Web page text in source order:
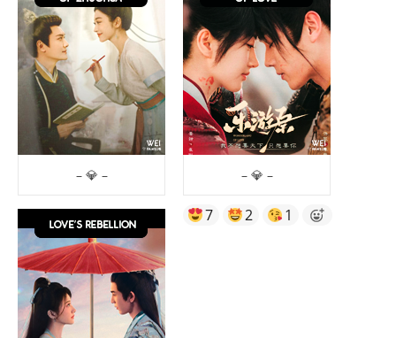
– 💎 – – 💎 –
7 2 1